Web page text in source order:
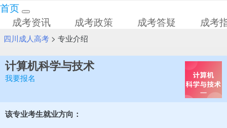
首页
成考资讯
成考政策 成考答疑 成考
四川成人高考> 专业介绍
计算机科学与技术
我要报名
该专业考生就业方向：